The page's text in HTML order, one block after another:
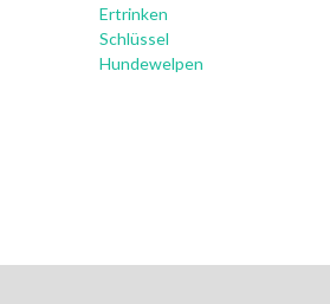
Ertrinken
Schlüssel
Hundewelpen